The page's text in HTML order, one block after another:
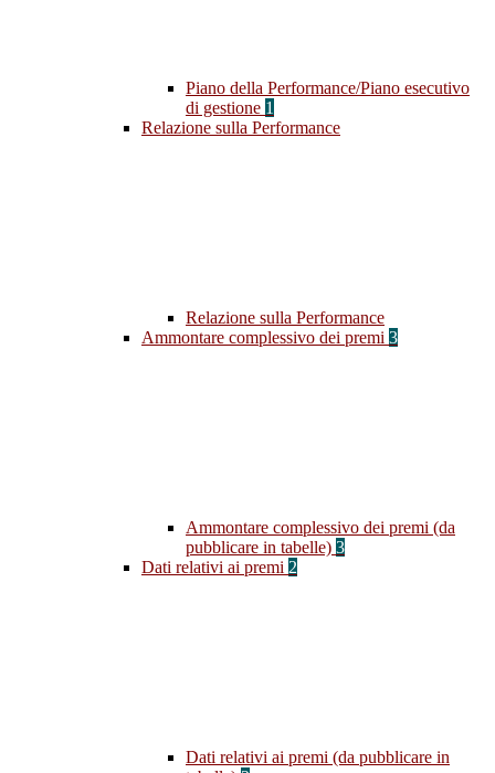
Piano della Performance/Piano esecutivo
di gestione 1
Relazione sulla Performance
Relazione sulla Performance
Ammontare complessivo dei premi 3
Ammontare complessivo dei premi (da
pubblicare in tabelle) 3
Dati relativi ai premi 2
Dati relativi ai premi (da pubblicare in